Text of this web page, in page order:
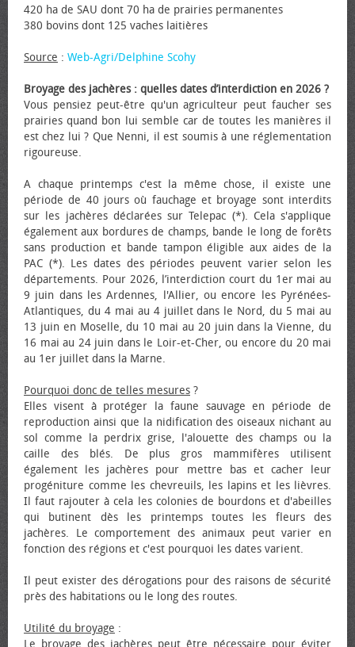
420 ha de SAU dont 70 ha de prairies permanentes
380 bovins dont 125 vaches laitières
Source : Web-Agri/Delphine Scohy
Broyage des jachères : quelles dates d’interdiction en 2026 ?
Vous pensiez peut-être qu'un agriculteur peut faucher ses
prairies quand bon lui semble car de toutes les manières il
est chez lui ? Que Nenni, il est soumis à une réglementation
rigoureuse.
A chaque printemps c'est la même chose, il existe une
période de 40 jours où fauchage et broyage sont interdits
sur les jachères déclarées sur Telepac (*). Cela s'applique
également aux bordures de champs, bande le long de forêts
sans production et bande tampon éligible aux aides de la
PAC (*). Les dates des périodes peuvent varier selon les
départements. Pour 2026, l’interdiction court du 1er mai au
9 juin dans les Ardennes, l'Allier, ou encore les Pyrénées-
Atlantiques, du 4 mai au 4 juillet dans le Nord, du 5 mai au
13 juin en Moselle, du 10 mai au 20 juin dans la Vienne, du
16 mai au 24 juin dans le Loir-et-Cher, ou encore du 20 mai
au 1er juillet dans la Marne.
Pourquoi donc de telles mesures ?
Elles visent à protéger la faune sauvage en période de
reproduction ainsi que la nidification des oiseaux nichant au
sol comme la perdrix grise, l'alouette des champs ou la
caille des blés. De plus gros mammifères utilisent
également les jachères pour mettre bas et cacher leur
progéniture comme les chevreuils, les lapins et les lièvres.
Il faut rajouter à cela les colonies de bourdons et d'abeilles
qui butinent dès les printemps toutes les fleurs des
jachères. Le comportement des animaux peut varier en
fonction des régions et c'est pourquoi les dates varient.
Il peut exister des dérogations pour des raisons de sécurité
près des habitations ou le long des routes.
Utilité du broyage :
Le broyage des jachères peut être nécessaire pour éviter